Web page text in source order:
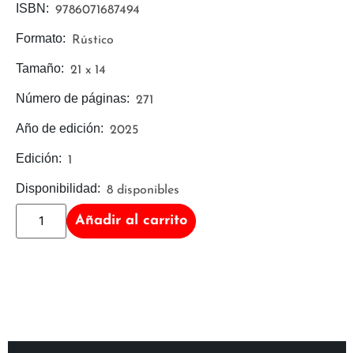
Añadir al carrito
Disponibilidad: 8 disponibles
Edición: 1
Año de edición: 2025
Número de páginas: 271
Tamaño: 21 x 14
Formato: Rústico
ISBN: 9786071687494